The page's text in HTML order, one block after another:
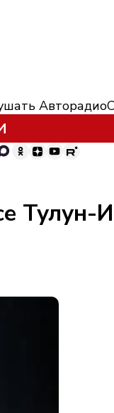
Авторадио
Тулун-